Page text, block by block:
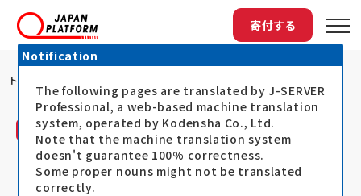
寄付する
トップ
活動レポート
日本インターナショナル・サポート・プログラム
（JISP）
Notification
The following pages are translated by J-SERVER
Professional, a web-based machine translation
system, operated by Kodensha Co., Ltd.
Note that the machine translation system
doesn't guarantee 100% correctness.
Some proper nouns might not be translated
correctly.